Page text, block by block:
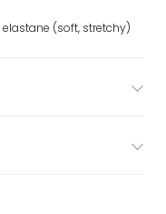
elastane (soft, stretchy)